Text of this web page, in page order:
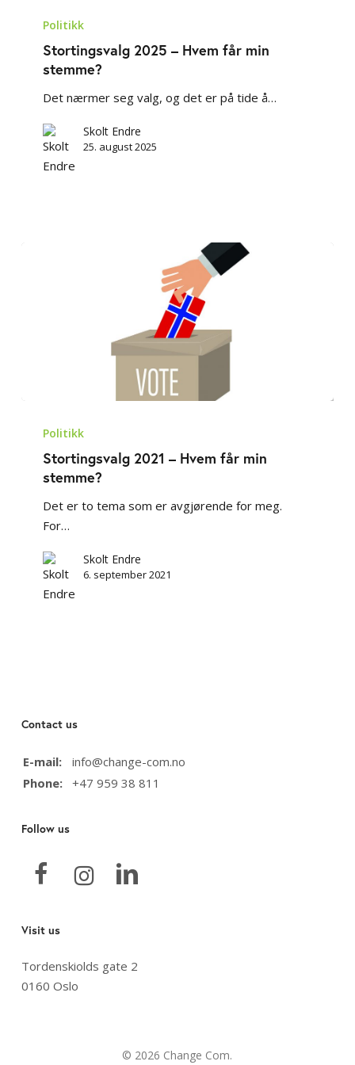
2025
Hvem
stemme?
Politikk
Stortingsvalg 2025 – Hvem får min
stemme?
Det nærmer seg valg, og det er på tide å…
Skolt Endre
25. august 2025
2021
Hvem
stemme?
Politikk
Stortingsvalg 2021 – Hvem får min
stemme?
Det er to tema som er avgjørende for meg.
For…
Skolt Endre
6. september 2021
Contact us
E-mail:
info@change-com.no
Phone:
+47 959 38 811
Follow us
Visit us
Tordenskiolds gate 2
0160 Oslo
© 2026 Change Com.